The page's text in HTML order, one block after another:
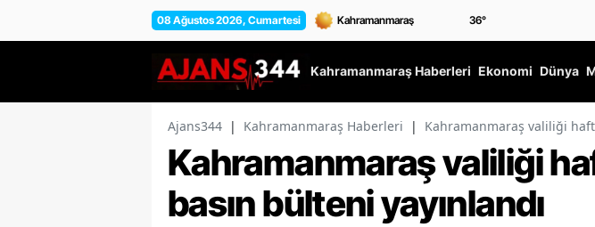
08 Ağustos 2026, Cumartesi 36°
Kahramanmaraş Haberleri Ekonomi Dünya
Ajans344 | Kahramanmaraş Haberleri | Kahramanmaraş valiliği
Kahramanmaraş valiliği
basın bülteni yayınlandı